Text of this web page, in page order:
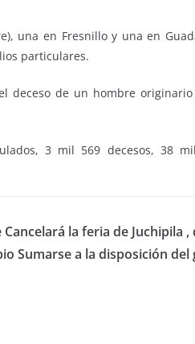
una en Fresnillo y una en
particulares.
deceso de un hombre
3 mil 569 decesos, 38
Cancelará la feria de Juchipila
Sumarse a la disposición del